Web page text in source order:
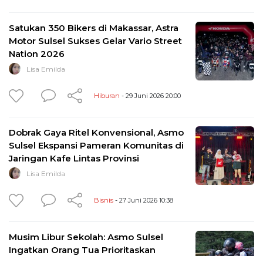
Satukan 350 Bikers di Makassar, Astra
Motor Sulsel Sukses Gelar Vario Street
Nation 2026
Lisa Emilda
Hiburan - 29 Juni 2026 20:00
Dobrak Gaya Ritel Konvensional, Asmo
Sulsel Ekspansi Pameran Komunitas di
Jaringan Kafe Lintas Provinsi
Lisa Emilda
Bisnis - 27 Juni 2026 10:38
Musim Libur Sekolah: Asmo Sulsel
Ingatkan Orang Tua Prioritaskan